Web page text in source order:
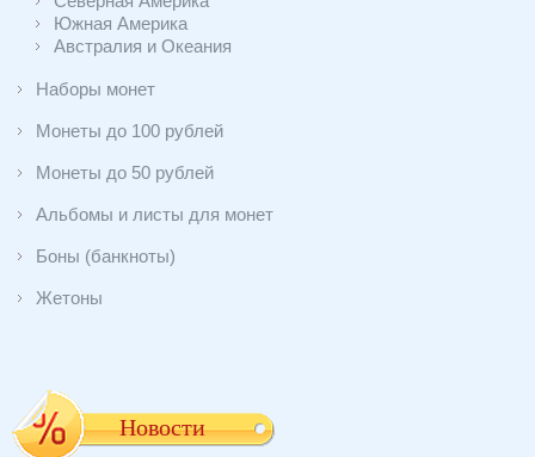
Южная Америка
Австралия и Океания
Наборы монет
Монеты до 100 рублей
Монеты до 50 рублей
Альбомы и листы для монет
Боны (банкноты)
Жетоны
Новости